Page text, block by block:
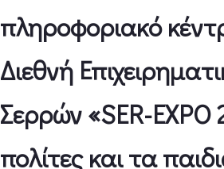
πληροφοριακό
Διεθνή
Σερρών «SER-EXPO
πολίτες και τα